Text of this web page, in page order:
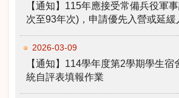
【通知】115年應接受常備兵役軍
次至93年次)，申請優先入營或延緩
2026-03-09
【通知】114學年度第2學期學生宿
統自評表填報作業